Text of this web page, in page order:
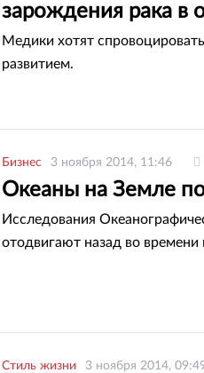
зарождения рака в
Медики хотят
развитием.
Бизнес 3 ноября 2014, 11:46
Океаны на Земле
Исследования
отодвигают назад во
Стиль жизни 3 ноября 2014,